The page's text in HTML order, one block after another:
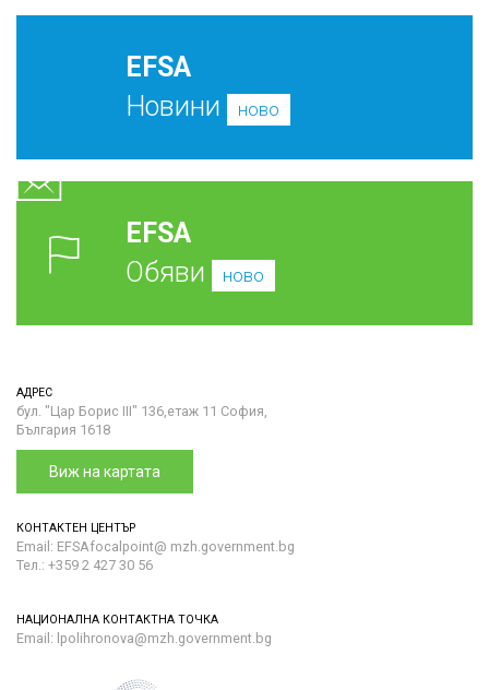
EFSA
Новини
ново
EFSA
Обяви
ново
АДРЕС
бул. "Цар Борис III" 136,етаж 11 София,
България 1618
Виж на картата
КОНТАКТЕН ЦЕНТЪР
Email: EFSAfocalpoint@ mzh.government.bg
Тел.: +359 2 427 30 56
НАЦИОНАЛНА КОНТАКТНА ТОЧКА
Email: lpolihronova@mzh.government.bg